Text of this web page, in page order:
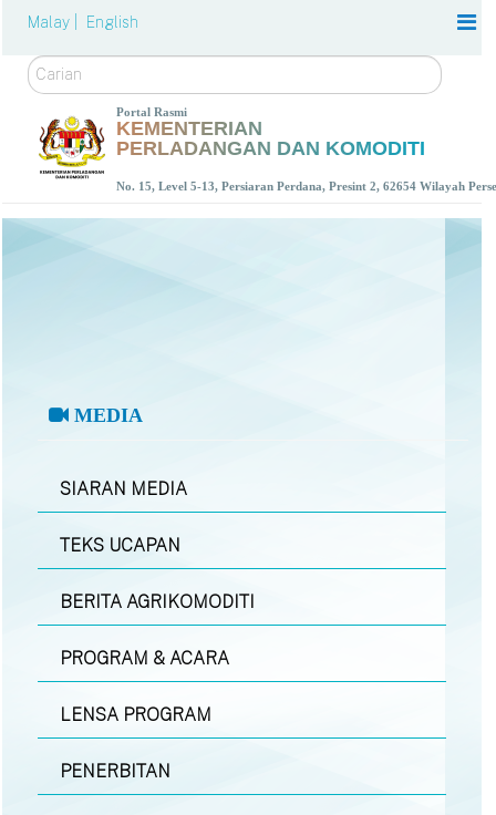
Malay | English
Carian
Portal Rasmi
KEMENTERIAN
PERLADANGAN DAN KOMODITI
No. 15, Level 5-13, Persiaran Perdana, Presint 2, 62654 Wilayah
MEDIA
SIARAN MEDIA
TEKS UCAPAN
BERITA AGRIKOMODITI
PROGRAM & ACARA
LENSA PROGRAM
PENERBITAN